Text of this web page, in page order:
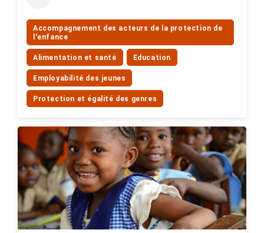
Accompagnement des acteurs de la protection de
l'enfance
Alimentation et santé Education
Employabilité des jeunes
Protection et égalité des genres